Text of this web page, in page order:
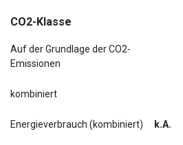
Verkehrsschildassistent
Voll-LED-Paket
CO2-Klasse
Auf der Grundlage der CO2-
Emissionen
kombiniert
Energieverbrauch (kombiniert) k.A.